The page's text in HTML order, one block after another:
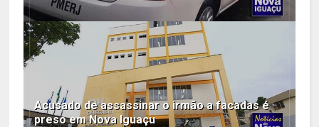
Acusado de assassinar o irmão a facadas é
preso em Nova Iguaçu